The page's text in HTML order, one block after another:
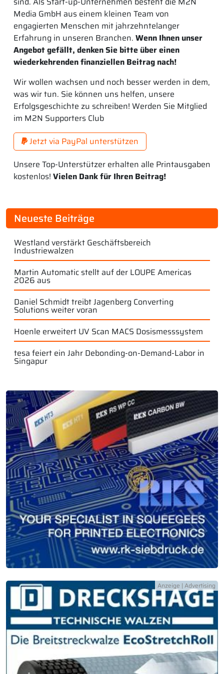
Media GmbH aus einem kleinen Team von
engagierten Menschen mit jahrzehntelanger
Erfahrung in unseren Branchen. Wenn Ihnen unser
Angebot gefällt, denken Sie bitte über einen
wiederkehrenden finanziellen Beitrag nach!
Wir wollen wachsen und noch besser werden in dem,
was wir tun. Sie können uns helfen, unsere
Erfolgsgeschichte zu schreiben! Werden Sie Mitglied
im M2N Supporters Club
Jetzt via PayPal unterstützen
Unsere Top-Unterstützer erhalten alle Printausgaben
kostenlos! Vielen Dank für Ihren Beitrag!
Neueste Beiträge
Westland verstärkt Geschäftsbereich
Industriewalzen
Martin Automatic stellt auf der LOUPE Americas
2026 aus
Daniel Schmidt treibt Jagenberg Converting
Solutions weiter voran
Hoenle erweitert UV Scan MACS Dosismesssystem
tesa feiert ein Jahr Debonding-on-Demand-Labor in
Singapur